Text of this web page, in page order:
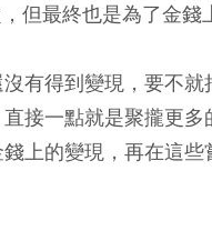
但最終也是為了金錢
有得到變現，要不就
接一點就是聚攏更多
上的變現，再在這些